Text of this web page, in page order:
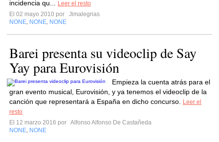
incidencia qu...
Leer el resto
El 02 mayo 2010 por
Jimalegrias
NONE NONE NONE
Barei presenta su videoclip de Say
Yay para Eurovisión
Empieza la cuenta atrás para el
gran evento musical, Eurovisión, y ya tenemos el videoclip de la
canción que representará a España en dicho concurso.
Leer el
resto
El 12 marzo 2016 por Alfonso Alfonso De Castañeda
NONE NONE